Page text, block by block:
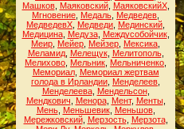
Машков, Маяковский, МаяковскийХ,
Мгновение Медаль Медведев
МедведевХ Медведи Мединский
Медицина, Медуза, Междусобойчик,
Меир Мейер Мейзер Мексика
Меламид, Мелещук, Мелитополь,
Мелихово Мельник Мельниченко
Мемориал, Мемориал жертвам
голода в Ирландии Менделеев
Менделеева, Мендельсон,
Мендкович
Менора, Мент, Менты,
Мень, Меньшевик, Меньшов,
Мережковский, Мерзость, Мерзота,